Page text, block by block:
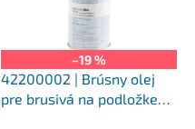
–19 %
42200002 | Brúsny olej
pre brusivá na podložke